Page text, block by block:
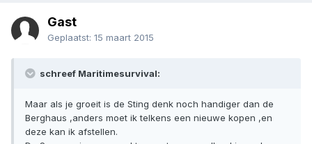
Gast
Geplaatst: 15 maart 2015
schreef Maritimesurvival:
Maar als je groeit is de Sting denk noch handiger dan de
Berghaus ,anders moet ik telkens een nieuwe kopen ,en
deze kan ik afstellen.